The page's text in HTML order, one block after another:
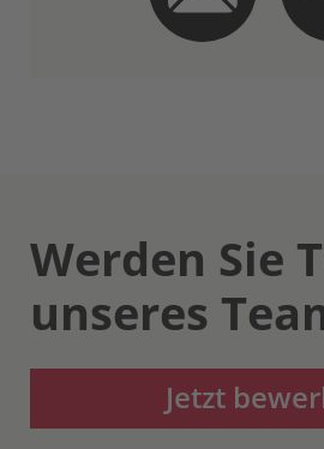
Werden Sie
unseres
Jetzt